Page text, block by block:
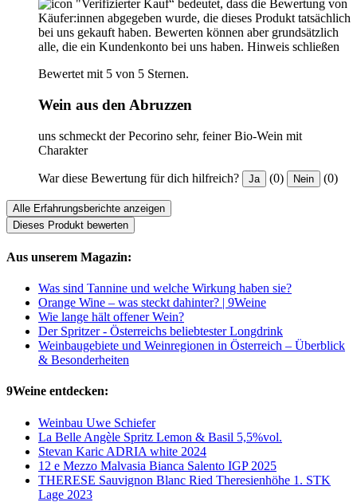
"Verifizierter Kauf“ bedeutet, dass die Bewertung von
Käufer:innen abgegeben wurde, die dieses Produkt tatsächlich
bei uns gekauft haben. Bewerten können aber grundsätzlich
alle, die ein Kundenkonto bei uns haben. Hinweis schließen
Bewertet mit 5 von 5 Sternen.
Wein aus den Abruzzen
uns schmeckt der Pecorino sehr, feiner Bio-Wein mit
Charakter
War diese Bewertung für dich hilfreich? Ja (0) Nein (0)
Alle Erfahrungsberichte anzeigen
Dieses Produkt bewerten
Aus unserem Magazin:
Was sind Tannine und welche Wirkung haben sie?
Orange Wine – was steckt dahinter? | 9Weine
Wie lange hält offener Wein?
Der Spritzer - Österreichs beliebtester Longdrink
Weinbaugebiete und Weinregionen in Österreich – Überblick
& Besonderheiten
9Weine entdecken:
Weinbau Uwe Schiefer
La Belle Angèle Spritz Lemon & Basil 5,5%vol.
Stevan Karic ADRIA white 2024
12 e Mezzo Malvasia Bianca Salento IGP 2025
THERESE Sauvignon Blanc Ried Theresienhöhe 1. STK
Lage 2023